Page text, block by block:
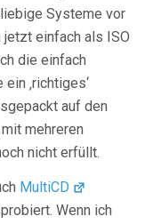
Systeme vor
einfach als ISO
die einfach
‚richtiges‘
auf den
mehreren
nicht erfüllt.
MultiCD
Wenn ich